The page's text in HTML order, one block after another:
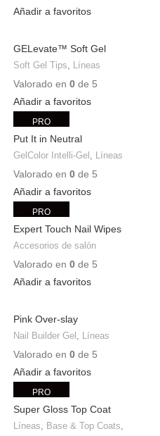
Añadir a favoritos
GELevate™ Soft Gel
Extensions / Almond Medium
Soft Gel Tips, Líneas
Valorado en0 de 5
Añadir a favoritos
PRO
Put It in Neutral
GelColor Intelli-Gel , Líneas
Valorado en0 de 5
Añadir a favoritos
PRO
Expert Touch Nail Wipes
Accesorios de salón
Valorado en0 de 5
Añadir a favoritos
Pink Over-slay
Nail Builder Gel , Líneas
Valorado en0 de 5
Añadir a favoritos
PRO
Super Gloss Top Coat
Líneas, Base & Top Coats,